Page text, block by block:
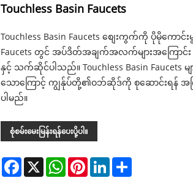
Touchless Basin Faucets
Touchless Basin Faucets စျေးကွက်ကို ပိုမိုကောင်
Faucets တွင် အပ်ဒိတ်အချက်အလက်များအကြောင်
နှင့် သက်ဆိုင်ပါသည်။ Touchless Basin
သောကြောင့် ကျွန်ုပ်တို့၏ဝဘ်ဆိုဒ်ကို စုဆောင်းရန် အက
ပါမည်။
စုံစမ်းမေးမြန်းရန်ပေးပို့ပါ။
Facebook
X WhatsAppPinterestLinkedIn